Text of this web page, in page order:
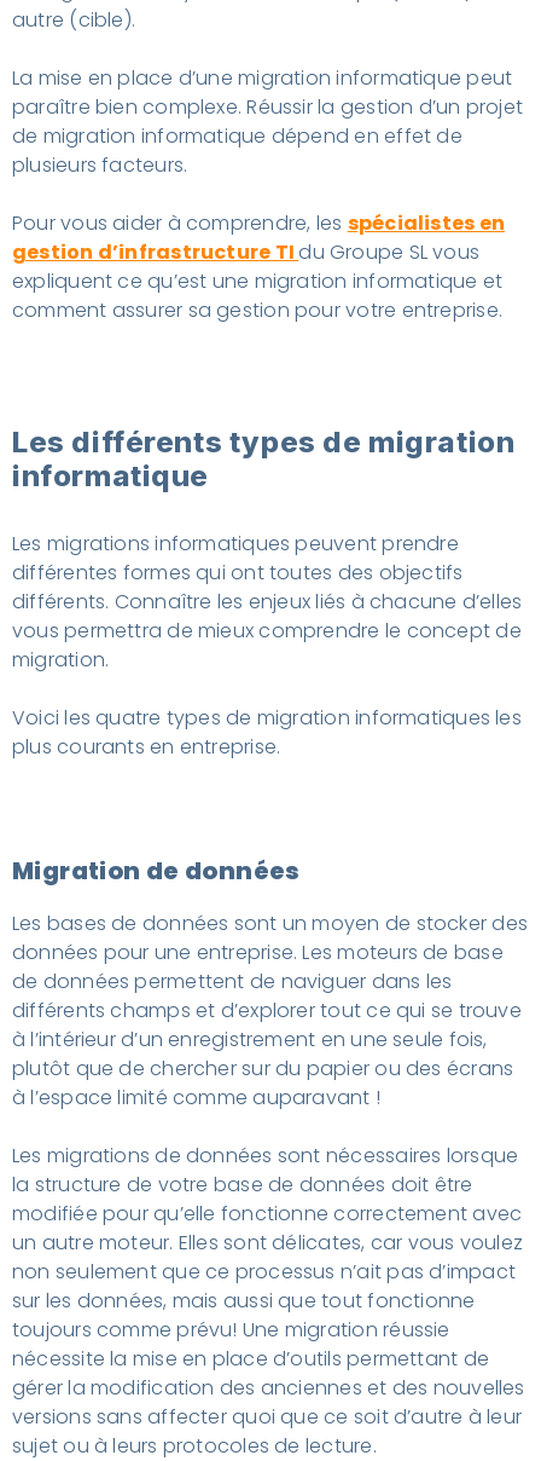
autre (cible).
La mise en place d’une migration informatique peut
paraître bien complexe. Réussir la gestion d’un projet
de migration informatique dépend en effet de
plusieurs facteurs.
Pour vous aider à comprendre, les spécialistes en
gestion d’infrastructure TIdu Groupe SL vous
expliquent ce qu’est une migration informatique et
comment assurer sa gestion pour votre entreprise.
Les différents types de migration
informatique
Les migrations informatiques peuvent prendre
différentes formes qui ont toutes des objectifs
différents. Connaître les enjeux liés à chacune d’elles
vous permettra de mieux comprendre le concept de
migration.
Voici les quatre types de migration informatiques les
plus courants en entreprise.
Migration de données
Les bases de données sont un moyen de stocker des
données pour une entreprise. Les moteurs de base
de données permettent de naviguer dans les
différents champs et d’explorer tout ce qui se trouve
à l’intérieur d’un enregistrement en une seule fois,
plutôt que de chercher sur du papier ou des écrans
à l’espace limité comme auparavant !
Les migrations de données sont nécessaires lorsque
la structure de votre base de données doit être
modifiée pour qu’elle fonctionne correctement avec
un autre moteur. Elles sont délicates, car vous voulez
non seulement que ce processus n’ait pas d’impact
sur les données, mais aussi que tout fonctionne
toujours comme prévu! Une migration réussie
nécessite la mise en place d’outils permettant de
gérer la modification des anciennes et des nouvelles
versions sans affecter quoi que ce soit d’autre à leur
sujet ou à leurs protocoles de lecture.